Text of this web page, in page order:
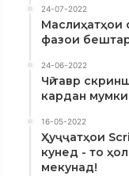
24-07-2022
Маслиҳатҳои
фазои
24-06-2022
Чӣ тавр
кардан
16-05-2022
Ҳуҷҷатҳои
кунед - то
мекунад!